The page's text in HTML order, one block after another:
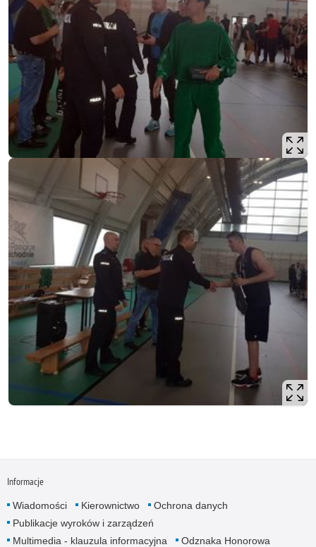
Informacje
Wiadomości Kierownictwo
Ochrona danych
Publikacje wyroków i zarządzeń
Multimedia - klauzula informacyjna
Odznaka Honorowa